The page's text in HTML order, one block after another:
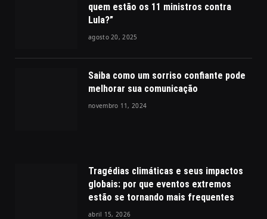
quem estão os 11 ministros contra
Lula?”
agosto 20, 2025
Saiba como um sorriso confiante pode
melhorar sua comunicação
novembro 11, 2024
Tragédias climáticas e seus impactos
globais: por que eventos extremos
estão se tornando mais frequentes
abril 15, 2026